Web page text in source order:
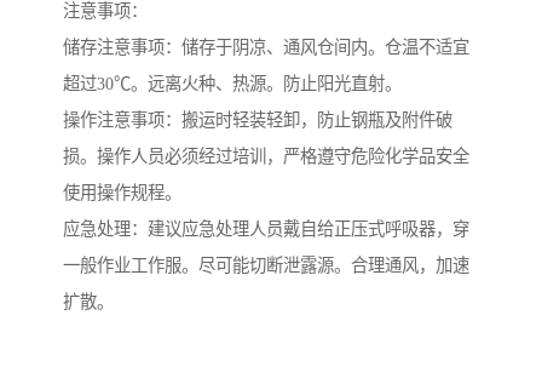
注意事项：
储存注意事项：储存于阴凉、通风仓间内。仓温不适宜
超过30℃。远离火种、热源。防止阳光直射。
操作注意事项：搬运时轻装轻卸，防止钢瓶及附件破
损。操作人员必须经过培训，严格遵守危险化学品安全
使用操作规程。
应急处理：建议应急处理人员戴自给正压式呼吸器，穿
一般作业工作服。尽可能切断泄露源。合理通风，加速
扩散。